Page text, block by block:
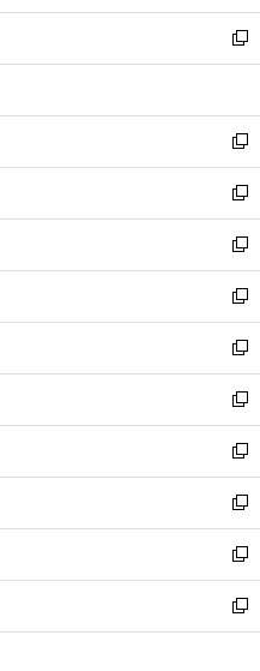
開
く
ウ
で
開
ン
ド
ウ
開
く
ウ
ィ
ン
ウ
で
開
く
し
い
ウ
ン
ド
ウ
で
開
く
新
し
ウ
ィ
ン
ド
ウ
で
開
く
新
し
い
ウ
ィ
ン
ド
ウ
で
開
く
新
し
い
ウ
ィ
ン
ド
ウ
で
開
く
新
し
い
ウ
ィ
ン
ド
ウ
で
開
く
新
し
い
ウ
ィ
ン
ド
ウ
で
開
く
新
し
い
ウ
ィ
ン
ド
ウ
で
開
く
新
し
い
ウ
ィ
ン
ド
ウ
で
開
新
し
い
ウ
ィ
ン
ド
ウ
新
し
い
ウ
ィ
ン
新
し
い
ウ
新
し